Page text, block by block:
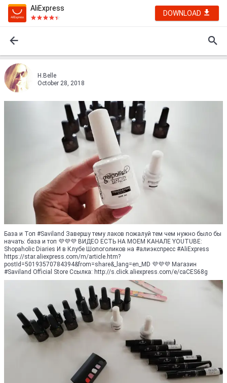
AliExpress
DOWNLOAD
H.Belle
October 28, 2018
База и Топ #Saviland Завершу тему лаков пожалуй тем чем нужно было бы
начать: база и топ 💜💜💜 ВИДЕО ЕСТЬ НА МОЕМ КАНАЛЕ YOUTUBE:
Shopaholic Diaries И в Клубе Шопоголиков на #алиэкспресс #AliExpress
https://star.aliexpress.com/m/article.htm?
postId=50193570784394&from=share&_lang=en_MD 💜💜💜 Магазин
#Saviland Official Store Ссылка: http://s.click.aliexpress.com/e/caCES68g